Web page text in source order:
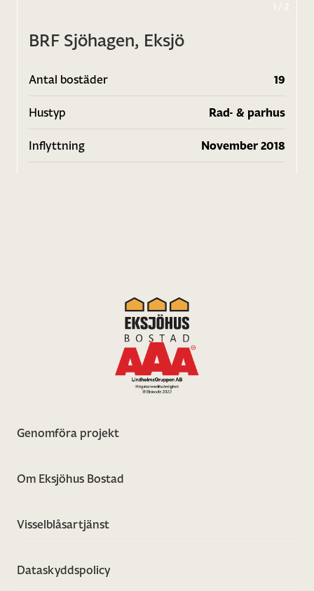
1 / 2
BRF Sjöhagen, Eksjö
Antal bostäder 19
Hustyp Rad- & parhus
Inflyttning November 2018
Genomföra projekt
Om Eksjöhus Bostad
Visselblåsartjänst
Dataskyddspolicy